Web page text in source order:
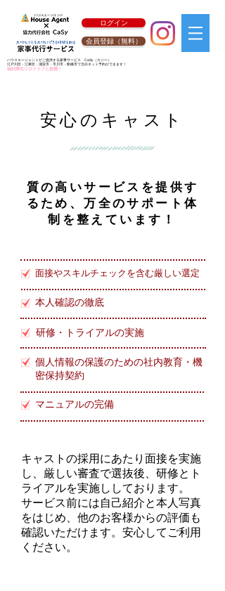
ログイン
会員登録（無料）
ハウスエージェントがご提供する家事サービス CaSy （カジー）
江戸川区・江東区・浦安市・市川市・船橋市で当日ネット予約ができます！
福利厚生リロクラブと提携！
安心のキャスト
質の高いサービスを提供す
るため、万全のサポート体
制を整えています！
キャストの採用にあたり面接を実施
し、厳しい審査で選抜後、研修とト
ライアルを実施ししております。
サービス前には自己紹介と本人写真
をはじめ、他のお客様からの評価も
確認いただけます。安心してご利用
ください。
面接やスキルチェックを含む厳しい選定
本人確認の徹底
研修・トライアルの実施
個人情報の保護のための社内教育・機
密保持契約
マニュアルの完備